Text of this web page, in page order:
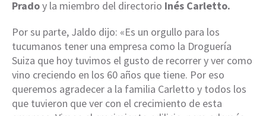
Pradoy la miembro del directorio Inés Carletto.
Por su parte, Jaldo dijo: «Es un orgullo para los
tucumanos tener una empresa como la Droguería
Suiza que hoy tuvimos el gusto de recorrer y ver como
vino creciendo en los 60 años que tiene. Por eso
queremos agradecer a la familia Carletto y todos los
que tuvieron que ver con el crecimiento de esta